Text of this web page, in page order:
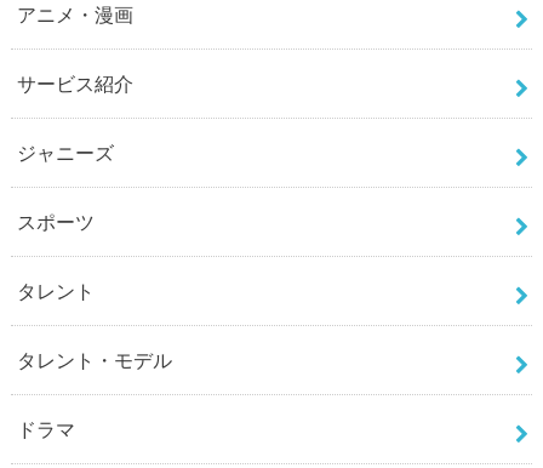
アニメ・漫画
サービス紹介
ジャニーズ
スポーツ
タレント
タレント・モデル
ドラマ